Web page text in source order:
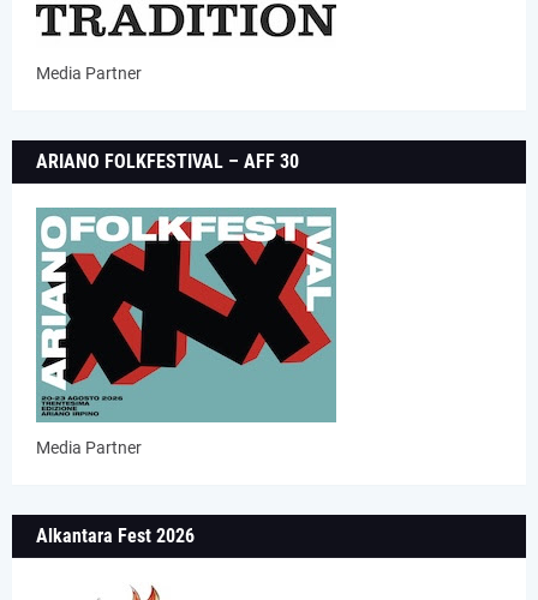
Media Partner
ARIANO FOLKFESTIVAL – AFF 30
Media Partner
Alkantara Fest 2026